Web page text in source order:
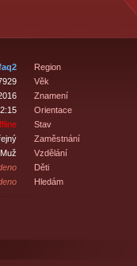
Muž
Region
Věk
Znamení
Orientace
Stav
Zaměstnání
Vzdělání
Děti
Hledám